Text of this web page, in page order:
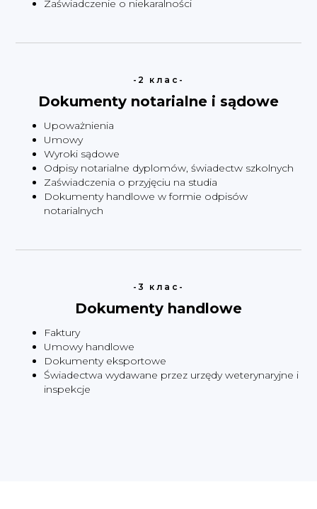
Zaświadczenie o niekaralności
-2 клас-
Dokumenty notarialne i sądowe
Upoważnienia
Umowy
Wyroki sądowe
Odpisy notarialne dyplomów, świadectw szkolnych
Zaświadczenia o przyjęciu na studia
Dokumenty handlowe w formie odpisów
notarialnych
-3 клас-
Dokumenty handlowe
Faktury
Umowy handlowe
Dokumenty eksportowe
Świadectwa wydawane przez urzędy weterynaryjne i
inspekcje